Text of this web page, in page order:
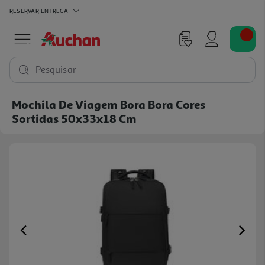
RESERVAR ENTREGA
Pesquisar
Mochila De Viagem Bora Bora Cores
Sortidas 50x33x18 Cm
Previous